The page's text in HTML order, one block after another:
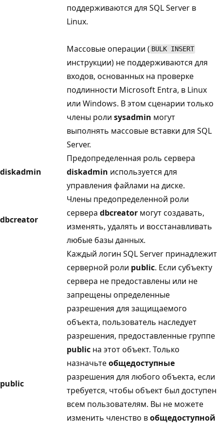
поддерживаются для SQL Server в
Linux.
Массовые операции ( BULK INSERT
инструкции) не поддерживаются для
входов, основанных на проверке
подлинности Microsoft Entra, в Linux
или Windows. В этом сценарии только
члены роли sysadmin могут
выполнять массовые вставки для SQL
Server.
diskadmin
Предопределенная роль сервера
diskadmin используется для
управления файлами на диске.
dbcreator
Члены предопределенной роли
сервера dbcreator могут создавать,
изменять, удалять и восстанавливать
любые базы данных.
public
Каждый логин SQL Server принадлежит
серверной роли public. Если субъекту
сервера не предоставлены или не
запрещены определенные
разрешения для защищаемого
объекта, пользователь наследует
разрешения, предоставленные группе
public на этот объект. Только
назначьтеобщедоступные
разрешения для любого объекта, если
требуется, чтобы объект был доступен
всем пользователям. Вы не можете
изменить членство вобщедоступной